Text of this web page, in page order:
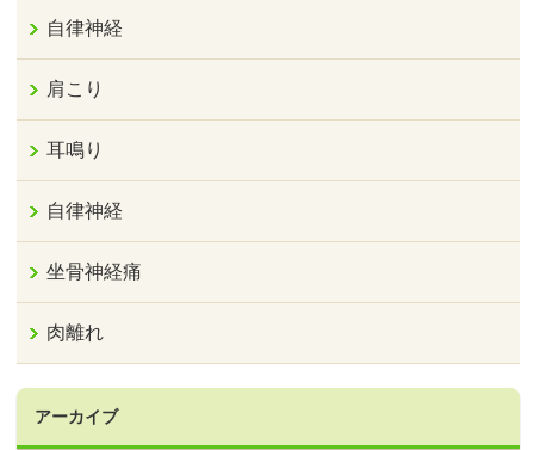
自律神経
肩こり
耳鳴り
自律神経
坐骨神経痛
肉離れ
アーカイブ